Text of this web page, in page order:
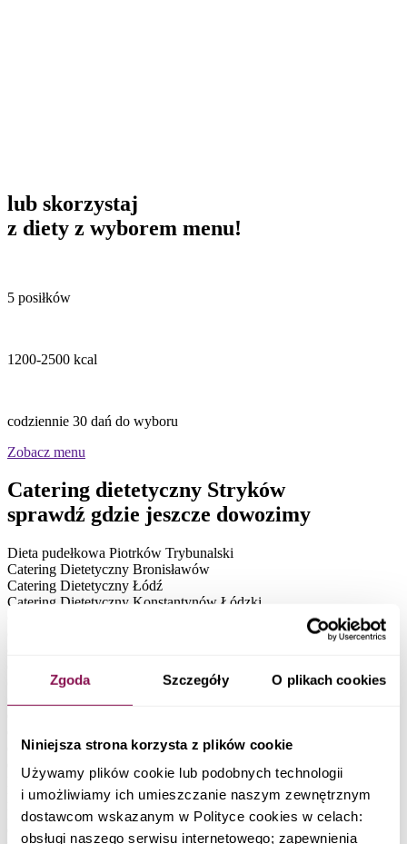
Zgoda Szczegóły O plikach cookies
Niniejsza strona korzysta z plików cookie
Używamy plików cookie lub podobnych technologii
i umożliwiamy ich umieszczanie naszym zewnętrznym
dostawcom wskazanym w Polityce cookies w celach:
obsługi naszego serwisu internetowego; zapewnienia
lub skorzystaj
z diety z wyborem menu!
5 posiłków
1200-2500 kcal
codziennie 30 dań do wyboru
Zobacz menu
Catering dietetyczny Stryków
sprawdź gdzie jeszcze dowozimy
Dieta pudełkowa Piotrków Trybunalski
Catering Dietetyczny Bronisławów
Catering Dietetyczny Łódź
Catering Dietetyczny Konstantynów Łódzki
Catering Dietetyczny Pabianice
Catering Dietetyczny Żychlin
Catering Dietetyczny Tuszyn
Dieta pudełkowa Miedniewice
Dietetyczny catering Kowiesy
Dietetyczny catering z Bolimowa
Catering dietetyczny w miejscowości Nieborów